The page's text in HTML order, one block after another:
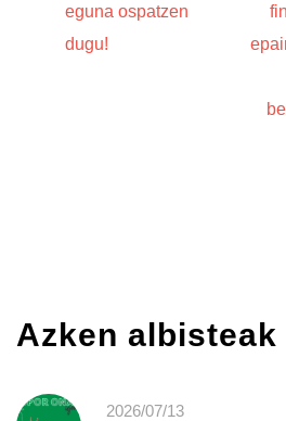
eguna ospatzen
dugu!
Azken albisteak
2026/07/13